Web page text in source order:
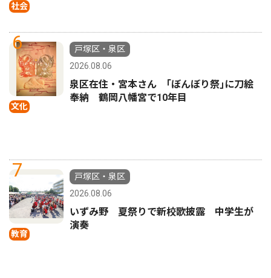
社会
6
文化
戸塚区・泉区
2026.08.06
泉区在住・宮本さん ｢ぼんぼり祭｣に刀絵
奉納 鶴岡八幡宮で10年目
7
教育
戸塚区・泉区
2026.08.06
いずみ野 夏祭りで新校歌披露 中学生が
演奏